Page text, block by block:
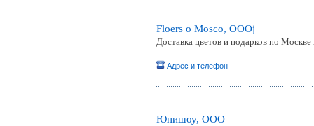
Floers o Mosco, ОООj
Доставка цветов и подарков по
Адрес и телефон
Юнишоу, ООО